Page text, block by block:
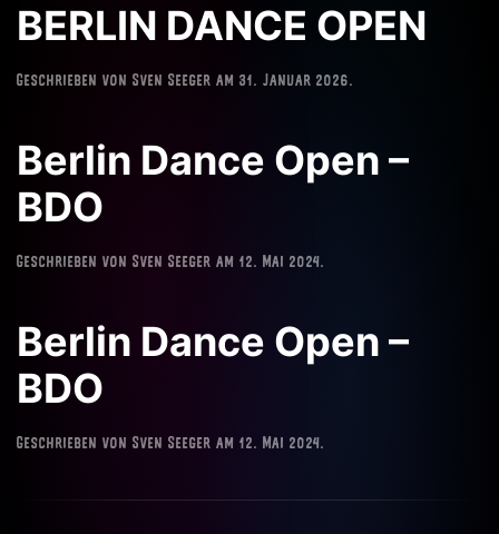
BERLIN DANCE OPEN
Geschrieben von Sven Seeger am 31. Januar 2026.
Berlin Dance Open –
BDO
Geschrieben von Sven Seeger am 12. Mai 2024.
Berlin Dance Open –
BDO
Geschrieben von Sven Seeger am 12. Mai 2024.